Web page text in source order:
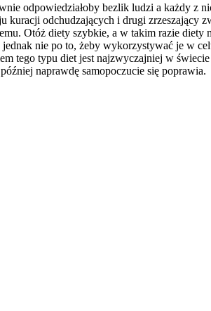
odpowiedziałoby bezlik ludzi a każdy z
odchudzających i drugi zrzeszający
Otóż diety szybkie, a w takim razie
nie po to, żeby wykorzystywać je w
tego typu diet jest najzwyczajniej w
naprawdę samopoczucie się poprawia.